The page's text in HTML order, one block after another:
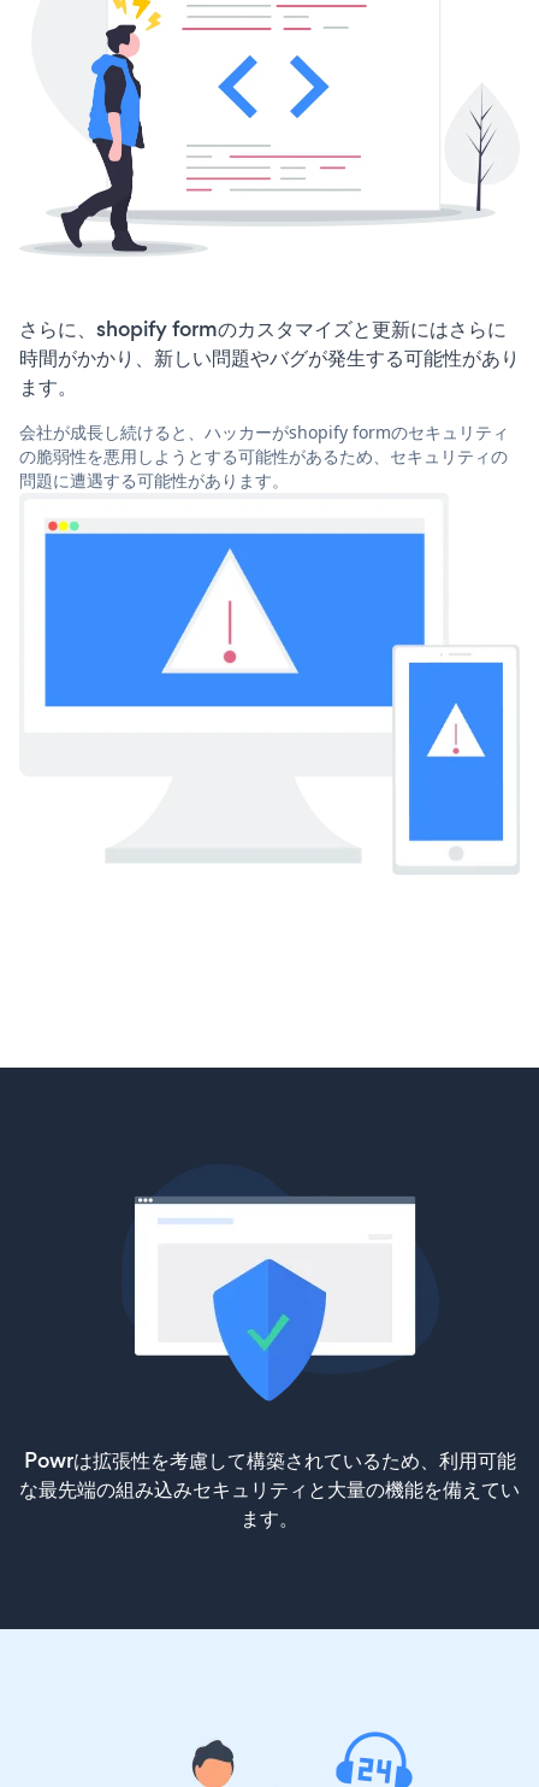
さらに、shopify formのカスタマイズと更新にはさらに
時間がかかり、新しい問題やバグが発生する可能性があり
ます。
会社が成長し続けると、ハッカーがshopify formのセキュリティ
の脆弱性を悪用しようとする可能性があるため、セキュリティの
問題に遭遇する可能性があります。
Powrは拡張性を考慮して構築されているため、利用可能
な最先端の組み込みセキュリティと大量の機能を備えてい
ます。